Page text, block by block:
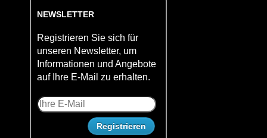
NEWSLETTER
Registrieren Sie sich für
unseren Newsletter, um
Informationen und Angebote
auf Ihre E-Mail zu erhalten.